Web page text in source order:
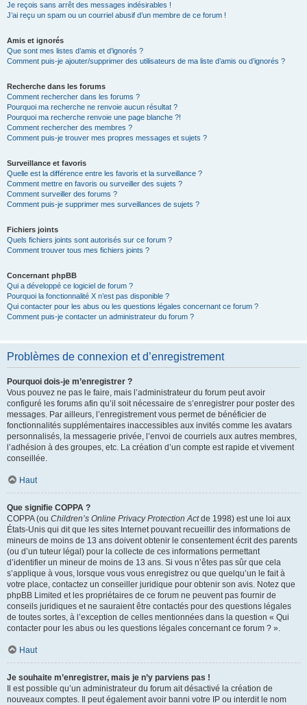
Je reçois sans arrêt des messages indésirables !
J’ai reçu un spam ou un courriel abusif d’un membre de ce forum !
Amis et ignorés
Que sont mes listes d’amis et d’ignorés ?
Comment puis-je ajouter/supprimer des utilisateurs de ma liste d’amis ou d’ignorés ?
Recherche dans les forums
Comment rechercher dans les forums ?
Pourquoi ma recherche ne renvoie aucun résultat ?
Pourquoi ma recherche renvoie une page blanche ?!
Comment rechercher des membres ?
Comment puis-je trouver mes propres messages et sujets ?
Surveillance et favoris
Quelle est la différence entre les favoris et la surveillance ?
Comment mettre en favoris ou surveiller des sujets ?
Comment surveiller des forums ?
Comment puis-je supprimer mes surveillances de sujets ?
Fichiers joints
Quels fichiers joints sont autorisés sur ce forum ?
Comment trouver tous mes fichiers joints ?
Concernant phpBB
Qui a développé ce logiciel de forum ?
Pourquoi la fonctionnalité X n’est pas disponible ?
Qui contacter pour les abus ou les questions légales concernant ce forum ?
Comment puis-je contacter un administrateur du forum ?
Problèmes de connexion et d’enregistrement
Pourquoi dois-je m’enregistrer ?
Vous pouvez ne pas le faire, mais l’administrateur du forum peut avoir
configuré les forums afin qu’il soit nécessaire de s’enregistrer pour poster des
messages. Par ailleurs, l’enregistrement vous permet de bénéficier de
fonctionnalités supplémentaires inaccessibles aux invités comme les avatars
personnalisés, la messagerie privée, l’envoi de courriels aux autres membres,
l’adhésion à des groupes, etc. La création d’un compte est rapide et vivement
conseillée.
Haut
Que signifie COPPA ?
COPPA (ou Children’s Online Privacy Protection Actde 1998) est une loi aux
États-Unis qui dit que les sites Internet pouvant recueillir des informations de
mineurs de moins de 13 ans doivent obtenir le consentement écrit des parents
(ou d’un tuteur légal) pour la collecte de ces informations permettant
d’identifier un mineur de moins de 13 ans. Si vous n’êtes pas sûr que cela
s’applique à vous, lorsque vous vous enregistrez ou que quelqu’un le fait à
votre place, contactez un conseiller juridique pour obtenir son avis. Notez que
phpBB Limited et les propriétaires de ce forum ne peuvent pas fournir de
conseils juridiques et ne sauraient être contactés pour des questions légales
de toutes sortes, à l’exception de celles mentionnées dans la question « Qui
contacter pour les abus ou les questions légales concernant ce forum ? ».
Haut
Je souhaite m’enregistrer, mais je n’y parviens pas !
Il est possible qu’un administrateur du forum ait désactivé la création de
nouveaux comptes. Il peut également avoir banni votre IP ou interdit le nom